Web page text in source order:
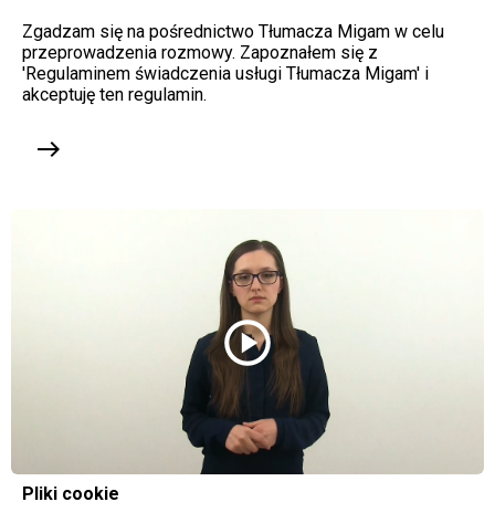
Zgadzam się na pośrednictwo Tłumacza Migam w celu
przeprowadzenia rozmowy. Zapoznałem się z
'Regulaminem świadczenia usługi Tłumacza Migam' i
akceptuję ten regulamin.
east
play_circle
Pliki cookie